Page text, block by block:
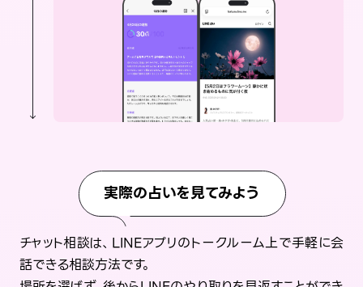
実際の占いを見てみよう
チャット相談は、LINEアプリのトークルーム上で手軽に会
話できる相談方法です。